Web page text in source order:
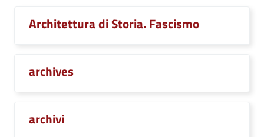
Architettura di Storia. Fascismo
archives
archivi